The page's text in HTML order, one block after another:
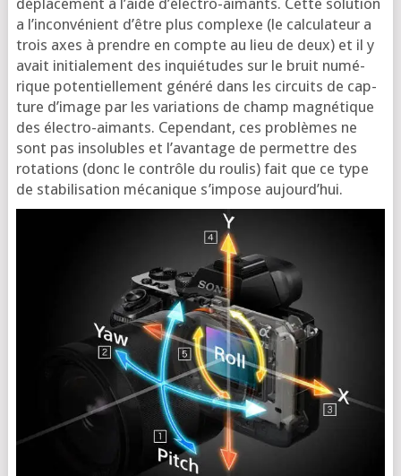
dépla­ce­ment à l’aide d’élec­tro-aimants. Cette solu­tion
a l’in­con­vé­nient d’être plus com­plexe (le cal­cu­la­teur a
trois axes à prendre en compte au lieu de deux) et il y
avait ini­tia­le­ment des inquié­tudes sur le bruit numé­
rique poten­tiel­le­ment géné­ré dans les cir­cuits de cap­
ture d’i­mage par les varia­tions de champ magné­tique
des élec­tro-aimants. Cepen­dant, ces pro­blèmes ne
sont pas inso­lubles et l’a­van­tage de per­mettre des
rota­tions (donc le contrôle du rou­lis) fait que ce type
de sta­bi­li­sa­tion méca­nique s’im­pose aujourd’hui.